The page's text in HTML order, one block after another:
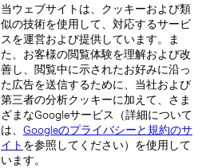
当ウェブサイトは、クッキーおよび類
似の技術を使用して、対応するサービ
スを運営および提供しています。ま
た、お客様の閲覧体験を理解および改
善し、閲覧中に示されたお好みに沿っ
た広告を送信するために、当社および
第三者の分析クッキーに加えて、さま
ざまなGoogleサービス（詳細について
は、 Googleのプライバシーと規約のサ
イト を参照してください）を使用して
います。